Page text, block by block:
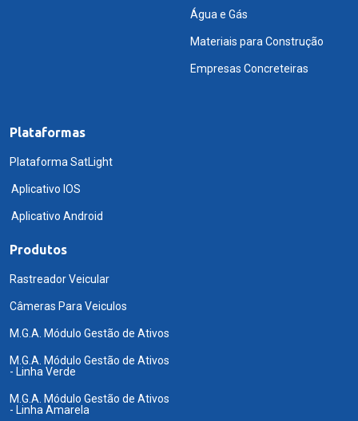
Água e Gás
Materiais para Construção
Empresas Concreteiras
Plataformas
Plataforma SatLight
Aplicativo IOS
Aplicativo Android
Produtos
Rastreador Veicular
Câmeras Para Veiculos
M.G.A. Módulo Gestão de Ativos
M.G.A. Módulo Gestão de Ativos
- Linha Verde
M.G.A. Módulo Gestão de Ativos
- Linha Amarela